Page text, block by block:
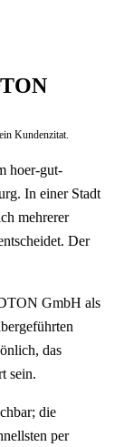
Kundenzitat.
hoer-gut-
In einer Stadt
mehrerer
Der
GmbH als
das
sein.
die
per